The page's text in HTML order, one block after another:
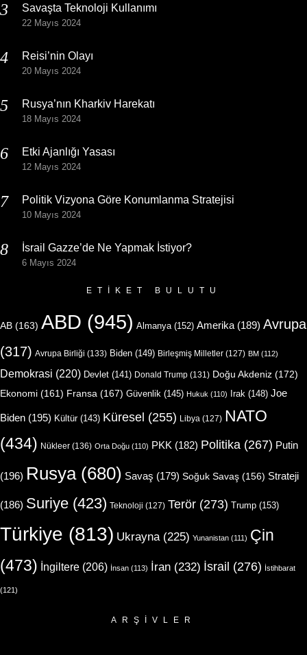
Savaşta Teknoloji Kullanımı
22 Mayıs 2024
Reisi’nin Olayı
20 Mayıs 2024
Rusya’nın Kharkiv Harekatı
18 Mayıs 2024
Etki Ajanlığı Yasası
12 Mayıs 2024
Politik Vizyona Göre Konumlanma Stratejisi
10 Mayıs 2024
İsrail Gazze’de Ne Yapmak İstiyor?
6 Mayıs 2024
ETIKET BULUTU
AB (163) ABD (945) Almanya(152) Amerika(189) Avrupa
(317) Avrupa Birliği (133) Biden (149) Birleşmiş Milletler (127) BM (112)
Demokrasi (220) Devlet (141) Donald Trump (131) Doğu Akdeniz (172)
Ekonomi (161) Fransa (167) Güvenlik (145) Hukuk (110) Irak (148) Joe
Biden (195) Kültür(143) Küresel (255) Libya (127) NATO
(434) Nükleer (136) Orta Doğu (110) PKK (182) Politika (267) Putin
(196) Rusya(680) Savaş (179) Soğuk Savaş (156) Strateji
(186) Suriye (423) Teknoloji (127) Terör (273) Trump (153)
Türkiye (813) Ukrayna(225) Yunanistan (111) Çin
(473) İngiltere (206) İnsan (113) İran (232) İsrail (276) İstihbarat
(121)
ARŞIVLER